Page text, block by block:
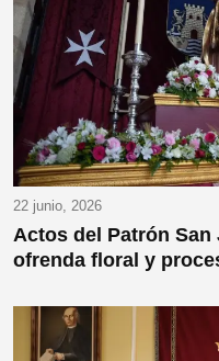
22 junio, 2026
Actos del Patrón
ofrenda floral y